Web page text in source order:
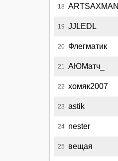
18
19 JJLEDL
20 Флегматик
21 АЮМатч_
22 хомяк2007
23 astik
24 nester
25 вещая